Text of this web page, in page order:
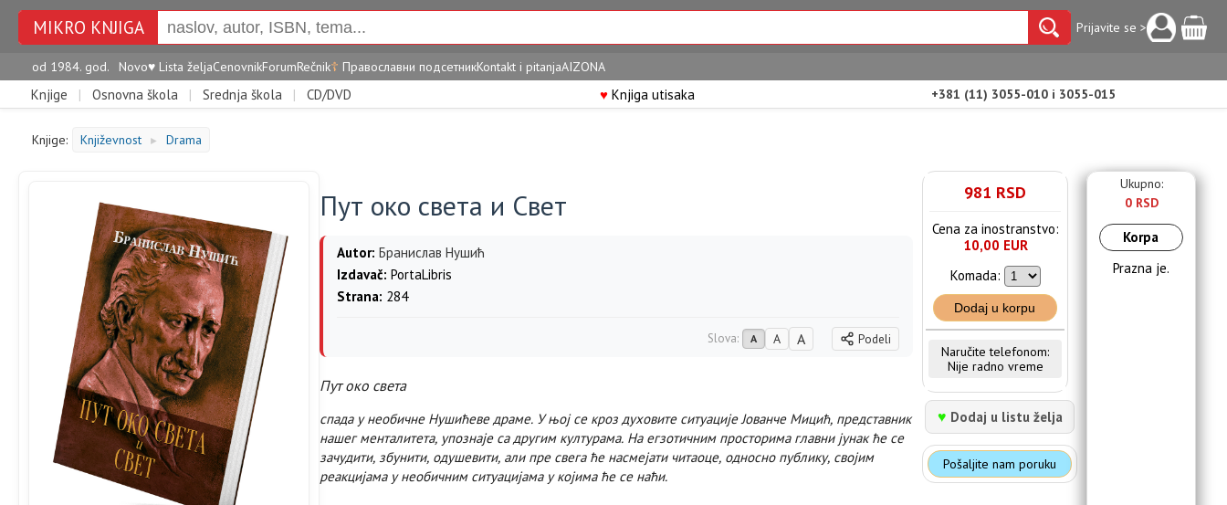
MIKRO KNJIGA Prijavite se >
od 1984. god. Novo♥ Lista željaCenovnikForumRečnik☦ Православни подсетникKontakt i pitanjaAIZONA
Knjige | Osnovna škola | Srednja škola | CD/DVD ♥Knjiga utisaka +381 (11) 3055-010 i 3055-015
Knjige: Književnost ► Drama
Пут око света и Свет
Autor: Бранислав Нушић
Izdavač: PortaLibris
Strana: 284
Slova: A A A Podeli
Пут око света
спада у необичне Нушићеве драме. У њој се кроз духовите ситуације Јованче Мицић, представник
нашег менталитета, упознаје са другим културама. На егзотичним просторима главни јунак ће се
зачудити, збунити, одушевити, али пре свега ће насмејати читаоце, односно публику, својим
реакцијама у необичним ситуацијама у којима ће се наћи.
981 RSD
Cena za inostranstvo:
10,00 EUR
Komada:
Dodaj u korpu
Naručite telefonom:
Nije radno vreme
♥ Dodaj u listu želja
Pošaljite nam poruku
Ukupno:
0 RSD
Korpa
Prazna je.